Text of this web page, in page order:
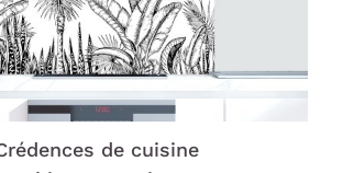
de cuisine